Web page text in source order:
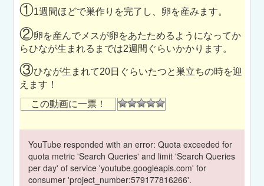
①1週間ほどで巣作りを完了し、卵を産みます。
②卵を産んでメスが卵をあたためるようになってか
らひなが生まれるまでは2週間ぐらいかかります。
③ひなが生まれて20日ぐらいたつと巣立ちの時を迎
えます！
この動画に一票！
YouTube responded with an error: Quota exceeded for
quota metric 'Search Queries' and limit 'Search Queries
per day' of service 'youtube.googleapis.com' for
consumer 'project_number:579177816266'.